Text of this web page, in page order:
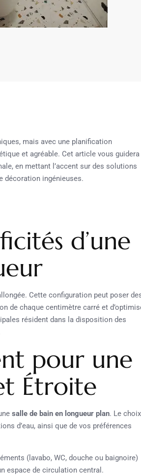
mais avec une planification
et agréable. Cet article vous guidera
en mettant l’accent sur des solutions
décoration ingénieuses.
d’une
Cette configuration peut poser
de chaque centimètre carré et
résident dans la disposition des
pour une
Étroite
salle de bain en longueur plan. Le choix
d’eau, ainsi que de vos préférences
(lavabo, WC, douche ou baignoire)
espace de circulation central.